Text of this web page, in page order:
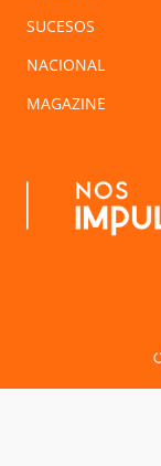
SUCESOS
NACIONAL
MAGAZINE